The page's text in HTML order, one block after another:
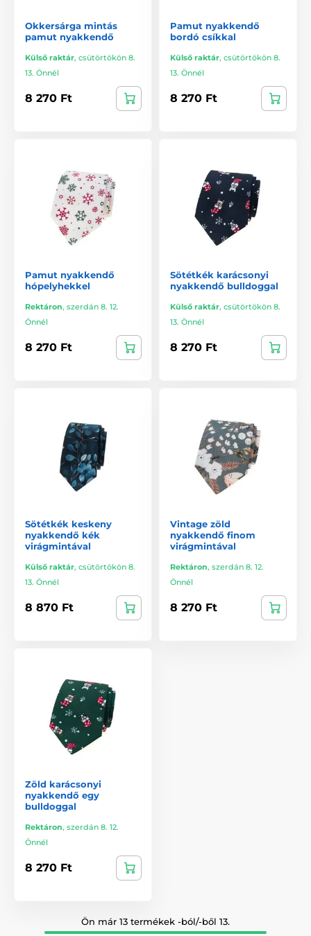
Okkersárga mintás
pamut nyakkendő
Külső raktár, csütörtökön 8.
13. Önnél
8 270 Ft
Pamut nyakkendő
bordó csíkkal
Külső raktár, csütörtökön 8.
13. Önnél
8 270 Ft
Pamut nyakkendő
hópelyhekkel
Rektáron, szerdán 8. 12.
Önnél
8 270 Ft
Sötétkék karácsonyi
nyakkendő bulldoggal
Külső raktár, csütörtökön 8.
13. Önnél
8 270 Ft
Sötétkék keskeny
nyakkendő kék
virágmintával
Külső raktár, csütörtökön 8.
13. Önnél
8 870 Ft
Vintage zöld
nyakkendő finom
virágmintával
Rektáron, szerdán 8. 12.
Önnél
8 270 Ft
Zöld karácsonyi
nyakkendő egy
bulldoggal
Rektáron, szerdán 8. 12.
Önnél
8 270 Ft
Ön már 13 termékek -ból/-ből 13.